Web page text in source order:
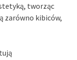
tworząc
zarówno kibiców,